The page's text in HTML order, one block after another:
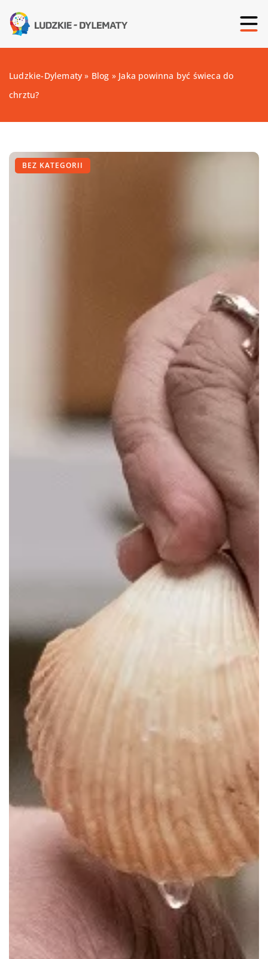
Ludzkie-Dylematy » Blog » Jaka powinna być świeca do
chrztu?
BEZ KATEGORII